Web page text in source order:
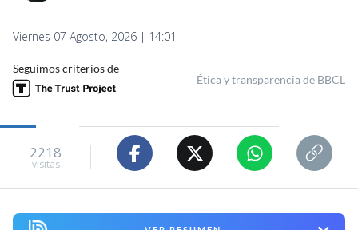
Viernes 07 Agosto, 2026 | 14:01
Seguimos criterios de
Ética y transparencia de BBCL
2218
visitas